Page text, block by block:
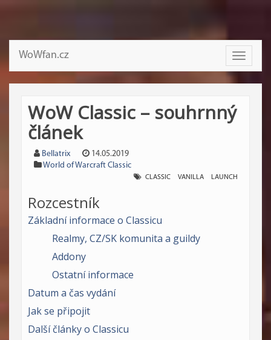
Toggle
WoWfan.cz
WoW Classic – souhrnný
článek
Bellatrix
14.05.2019
World of Warcraft Classic
CLASSIC VANILLA LAUNCH
Rozcestník
Základní informace o Classicu
Realmy, CZ/SK komunita a guildy
Addony
Ostatní informace
Datum a čas vydání
Jak se připojit
Další články o Classicu